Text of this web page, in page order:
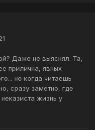
Даже не выяснял. Та,
прилична, явных
но когда читаешь
сразу заметно, где
жизнь у